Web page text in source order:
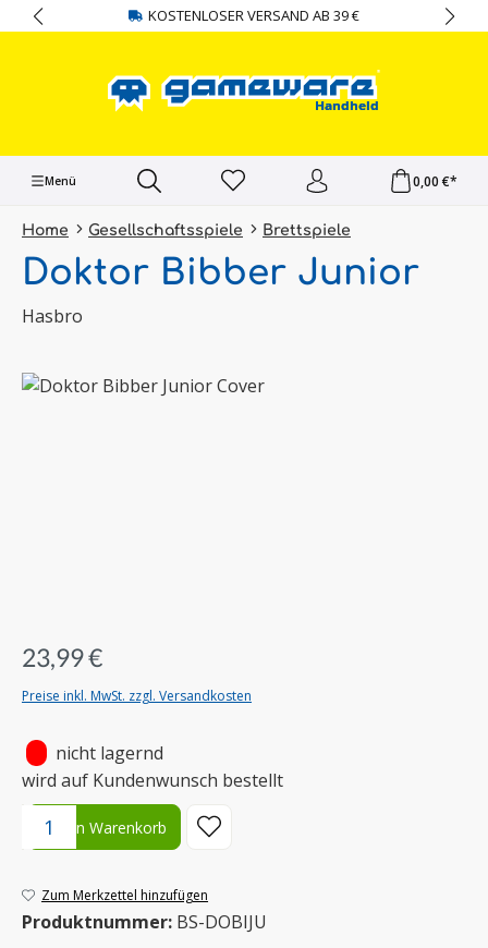
springen KOSTENLOSER VERSAND AB 39 €
Menü 0,00 €*
Home Gesellschaftsspiele Brettspiele
Doktor Bibber Junior
Hasbro
Bildergalerie überspringen
23,99 €
Preise inkl. MwSt. zzgl. Versandkosten
nicht lagernd
wird auf Kundenwunsch bestellt
Produkt Anzahl: Gib den gewünschten Wert ein oder benutze
In den Warenkorb
Zum Merkzettel hinzufügen
Produktnummer: BS-DOBIJU